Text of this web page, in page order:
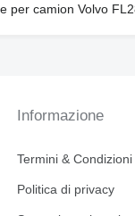
per camion Volvo
Informazione
Termini & Condizioni
Politica di privacy